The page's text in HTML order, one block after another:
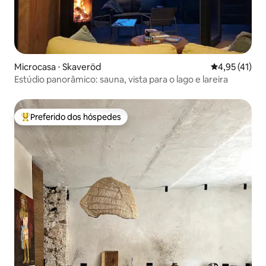
Microcasa ⋅ Skaveröd 4,95 de uma
4,95 (41)
Estúdio panorâmico: sauna, vista para o lago e lareira
Entre os melhores preferidos dos hóspedes
Preferido dos hóspedes